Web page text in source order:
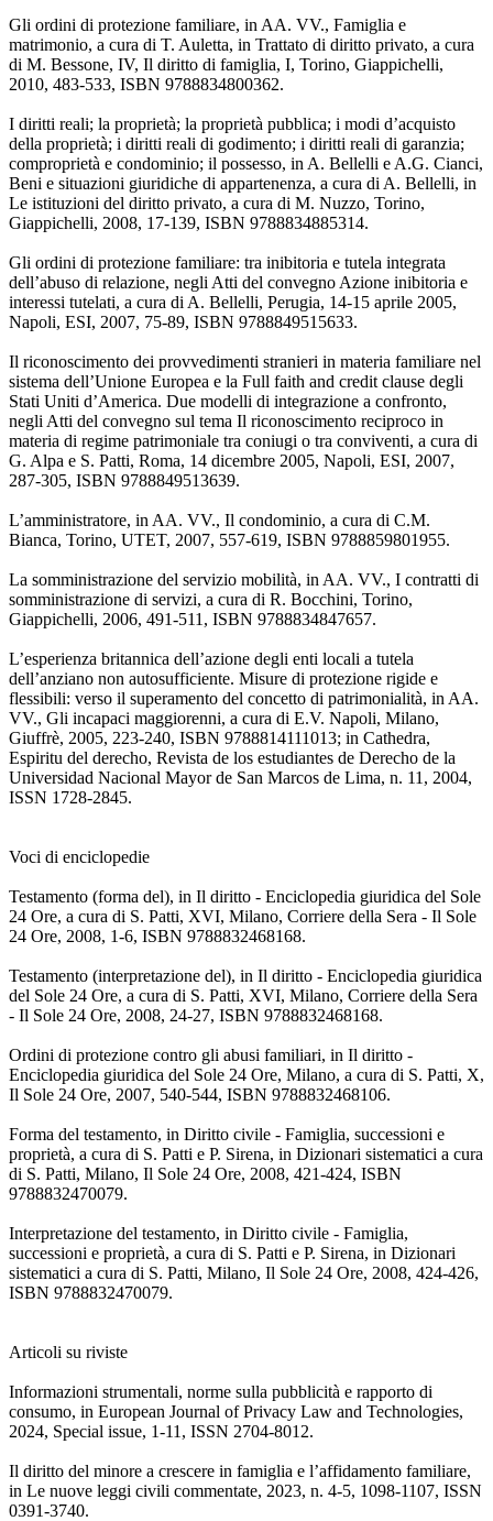
Gli ordini di protezione familiare, in AA. VV., Famiglia e
matrimonio, a cura di T. Auletta, in Trattato di diritto privato, a cura
di M. Bessone, IV, Il diritto di famiglia, I, Torino, Giappichelli,
2010, 483-533, ISBN 9788834800362.
I diritti reali; la proprietà; la proprietà pubblica; i modi d’acquisto
della proprietà; i diritti reali di godimento; i diritti reali di garanzia;
comproprietà e condominio; il possesso, in A. Bellelli e A.G. Cianci,
Beni e situazioni giuridiche di appartenenza, a cura di A. Bellelli, in
Le istituzioni del diritto privato, a cura di M. Nuzzo, Torino,
Giappichelli, 2008, 17-139, ISBN 9788834885314.
Gli ordini di protezione familiare: tra inibitoria e tutela integrata
dell’abuso di relazione, negli Atti del convegno Azione inibitoria e
interessi tutelati, a cura di A. Bellelli, Perugia, 14-15 aprile 2005,
Napoli, ESI, 2007, 75-89, ISBN 9788849515633.
Il riconoscimento dei provvedimenti stranieri in materia familiare nel
sistema dell’Unione Europea e la Full faith and credit clause degli
Stati Uniti d’America. Due modelli di integrazione a confronto,
negli Atti del convegno sul tema Il riconoscimento reciproco in
materia di regime patrimoniale tra coniugi o tra conviventi, a cura di
G. Alpa e S. Patti, Roma, 14 dicembre 2005, Napoli, ESI, 2007,
287-305, ISBN 9788849513639.
L’amministratore, in AA. VV., Il condominio, a cura di C.M.
Bianca, Torino, UTET, 2007, 557-619, ISBN 9788859801955.
La somministrazione del servizio mobilità, in AA. VV., I contratti di
somministrazione di servizi, a cura di R. Bocchini, Torino,
Giappichelli, 2006, 491-511, ISBN 9788834847657.
L’esperienza britannica dell’azione degli enti locali a tutela
dell’anziano non autosufficiente. Misure di protezione rigide e
flessibili: verso il superamento del concetto di patrimonialità, in AA.
VV., Gli incapaci maggiorenni, a cura di E.V. Napoli, Milano,
Giuffrè, 2005, 223-240, ISBN 9788814111013; in Cathedra,
Espiritu del derecho, Revista de los estudiantes de Derecho de la
Universidad Nacional Mayor de San Marcos de Lima, n. 11, 2004,
ISSN 1728-2845.
Voci di enciclopedie
Testamento (forma del), in Il diritto - Enciclopedia giuridica del Sole
24 Ore, a cura di S. Patti, XVI, Milano, Corriere della Sera - Il Sole
24 Ore, 2008, 1-6, ISBN 9788832468168.
Testamento (interpretazione del), in Il diritto - Enciclopedia giuridica
del Sole 24 Ore, a cura di S. Patti, XVI, Milano, Corriere della Sera
- Il Sole 24 Ore, 2008, 24-27, ISBN 9788832468168.
Ordini di protezione contro gli abusi familiari, in Il diritto -
Enciclopedia giuridica del Sole 24 Ore, Milano, a cura di S. Patti, X,
Il Sole 24 Ore, 2007, 540-544, ISBN 9788832468106.
Forma del testamento, in Diritto civile - Famiglia, successioni e
proprietà, a cura di S. Patti e P. Sirena, in Dizionari sistematici a cura
di S. Patti, Milano, Il Sole 24 Ore, 2008, 421-424, ISBN
9788832470079.
Interpretazione del testamento, in Diritto civile - Famiglia,
successioni e proprietà, a cura di S. Patti e P. Sirena, in Dizionari
sistematici a cura di S. Patti, Milano, Il Sole 24 Ore, 2008, 424-426,
ISBN 9788832470079.
Articoli su riviste
Informazioni strumentali, norme sulla pubblicità e rapporto di
consumo, in European Journal of Privacy Law and Technologies,
2024, Special issue, 1-11, ISSN 2704-8012.
Il diritto del minore a crescere in famiglia e l’affidamento familiare,
in Le nuove leggi civili commentate, 2023, n. 4-5, 1098-1107, ISSN
0391-3740.